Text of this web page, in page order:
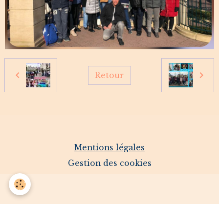
Retour
Mentions légales
Gestion des cookies